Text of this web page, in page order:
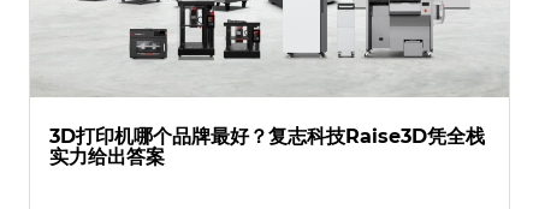
3D打印机哪个品牌最好？复志科技Raise3D凭全栈
实力给出答案